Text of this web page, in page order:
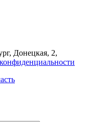
Донецкая, 2,